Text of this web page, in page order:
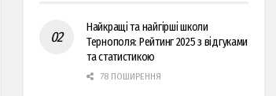
Найкращі та найгірші школи
Тернополя: Рейтинг 2025 з відгуками
та статистикою
78 ПОШИРЕННЯ